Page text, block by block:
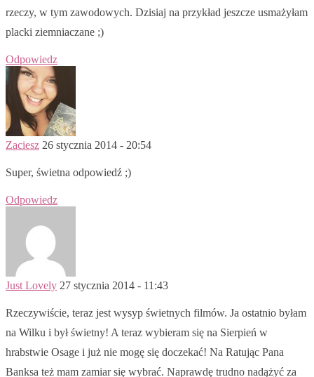
rzeczy, w tym zawodowych. Dzisiaj na przykład jeszcze usmażyłam
placki ziemniaczane ;)
Odpowiedz
Zaciesz 26 stycznia 2014 - 20:54
Super, świetna odpowiedź ;)
Odpowiedz
Just Lovely 27 stycznia 2014 - 11:43
Rzeczywiście, teraz jest wysyp świetnych filmów. Ja ostatnio byłam
na Wilku i był świetny! A teraz wybieram się na Sierpień w
hrabstwie Osage i już nie mogę się doczekać! Na Ratując Pana
Banksa też mam zamiar się wybrać. Naprawdę trudno nadążyć za